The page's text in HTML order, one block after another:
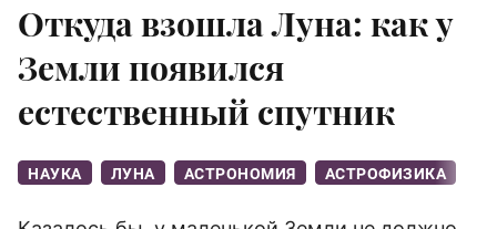
Откуда взошла Луна: как у
Земли появился
естественный спутник
НАУКА ЛУНА АСТРОНОМИЯ АСТРОФИЗИКА